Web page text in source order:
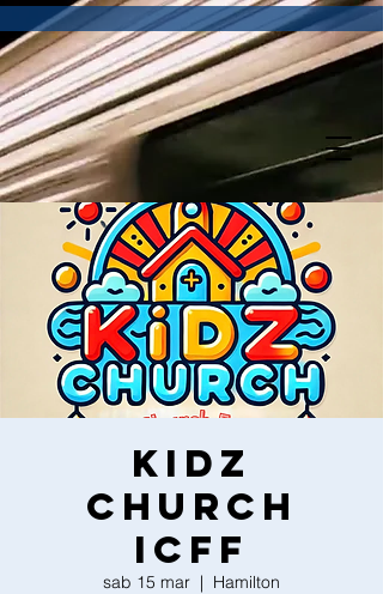
Kidz
Church
ICFF
sab 15 mar
  |
Hamilton